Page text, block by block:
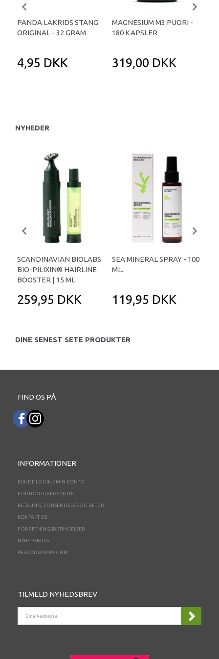
PANDA LAKRIDS STANG
ORIGINAL - 32 GRAM
4,95 DKK
MAGNESIUM M3 PUORI -
180 KAPSLER
319,00 DKK
NYHEDER
SCANDINAVIAN BIOLABS
BIO-PILIXIN® HAIRLINE
BOOSTER | 15 ML
259,95 DKK
SEA MINERAL SPRAY - 100
ML.
119,95 DKK
DINE SENEST SETE PRODUKTER
FIND OS PÅ
INFORMATIONER
KUNDE LOGIN / MIN KONTO
FORTROLIGHEDS NOTE
BETALING, FORSENDELSE OG RETUR
KONTAKT OS
FORRETNINGSBETINGELSER
NYHEDSBREV
PERSONDATAPOLITIK
TILMELD NYHEDSBREV
ADRESSE